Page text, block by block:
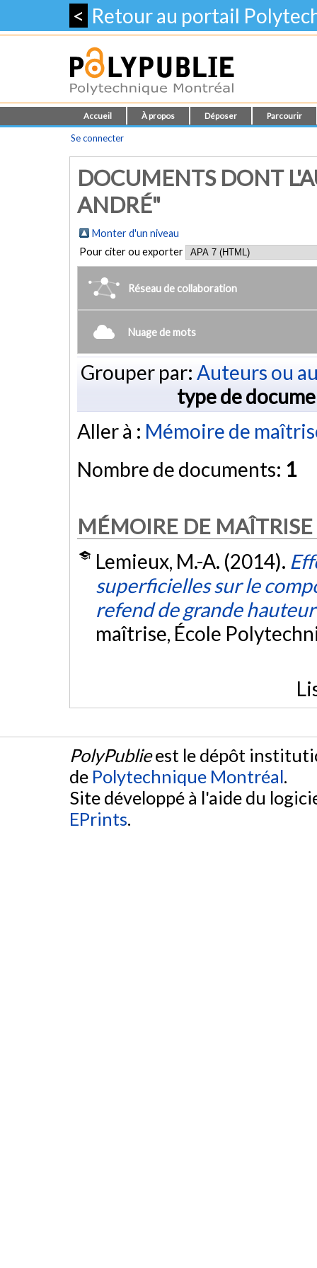
< Retour au portail
Accueil À propos Déposer Parcourir
Se connecter
DOCUMENTS DONT
ANDRÉ"
Monter d'un niveau
Pour citer ou exporter
Réseau de collaboration
Nuage de mots
Grouper par: Auteurs ou
type de
Aller à : Mémoire de
Nombre de documents: 1
MÉMOIRE DE MAÎTRISE
Lemieux, M.-A. (2014).
superficielles sur le
refend de grande
maîtrise, École
PolyPublieest le dépôt
de Polytechnique Montréal.
Site développé à l'aide du
EPrints.